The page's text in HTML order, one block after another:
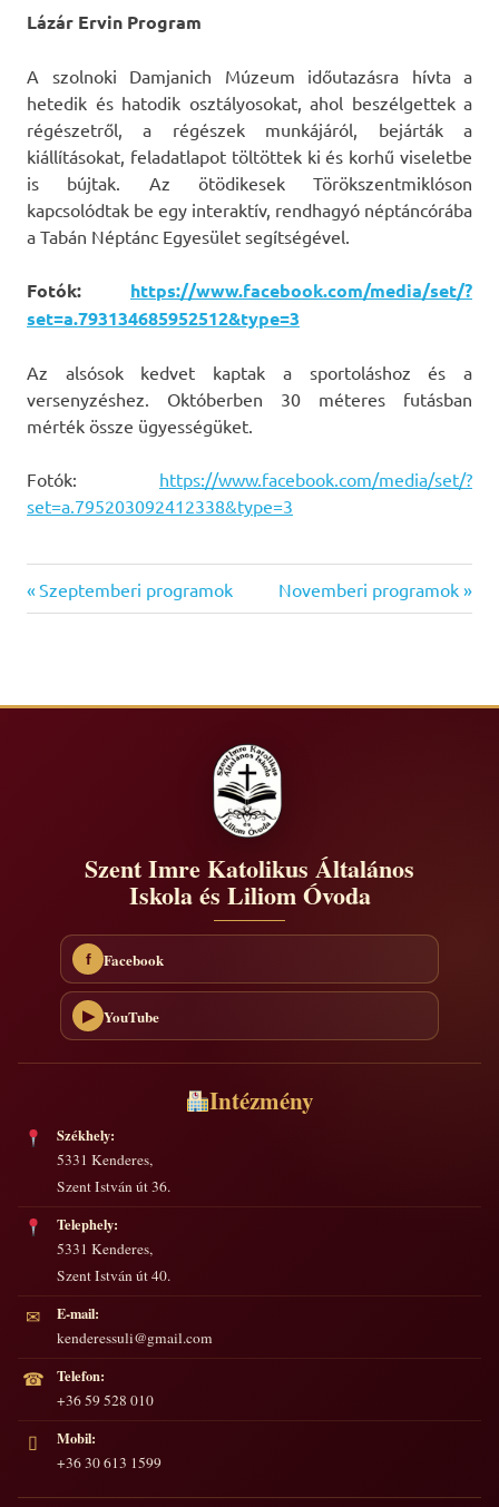
Lázár Ervin Program
A szolnoki Damjanich Múzeum időutazásra hívta a
hetedik és hatodik osztályosokat, ahol beszélgettek a
régészetről, a régészek munkájáról, bejárták a
kiállításokat, feladatlapot töltöttek ki és korhű viseletbe
is bújtak. Az ötödikesek Törökszentmiklóson
kapcsolódtak be egy interaktív, rendhagyó néptáncórába
a Tabán Néptánc Egyesület segítségével.
Fotók: https://www.facebook.com/media/set/?
set=a.793134685952512&type=3
Az alsósok kedvet kaptak a sportoláshoz és a
versenyzéshez. Októberben 30 méteres futásban
mérték össze ügyességüket.
Fotók: https://www.facebook.com/media/set/?
set=a.795203092412338&type=3
Bejegyzés
Previous
Post:
Szeptemberi programok
Next
Post:
Novemberi programok
Szent Imre Katolikus Általános
Iskola és Liliom Óvoda
f Facebook
▶ YouTube
Intézmény
Székhely:
5331 Kenderes,
Szent István út 36.
Telephely:
5331 Kenderes,
Szent István út 40.
✉
E-mail:
kenderessuli@gmail.com
☎
Telefon:
+36 59 528 010
▯
Mobil:
+36 30 613 1599